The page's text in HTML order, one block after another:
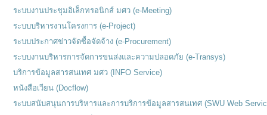
ระบบงานประชุมอิเล็กทรอนิกส์ มศว (e-Meeting)
ระบบบริหารงานโครงการ (e-Project)
ระบบประกาศข่าวจัดซื้อจัดจ้าง (e-Procurement)
ระบบงานบริหารการจัดการขนส่งและความปลอดภัย (e-Transys)
บริการข้อมูลสารสนเทศ มศว (INFO Service)
หนังสือเวียน (Docflow)
ระบบสนับสนุนการบริหารและการบริการข้อมูลสารสนเทศ (SWU Web